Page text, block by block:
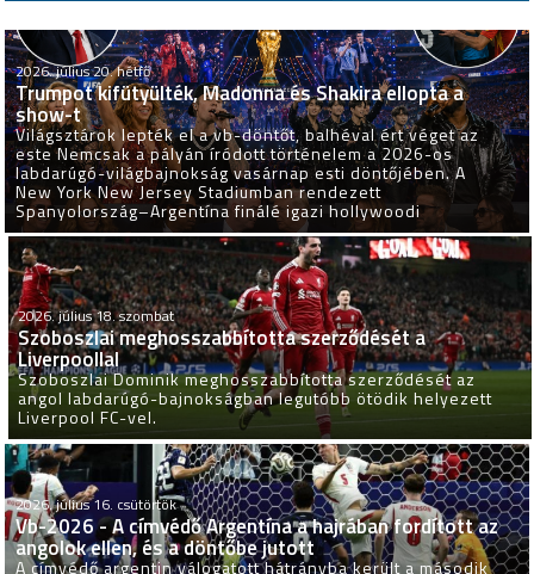
2026. július 20. hétfő
Trumpot kifütyülték, Madonna és Shakira ellopta a
show-t
Világsztárok lepték el a vb-döntőt, balhéval ért véget az
este Nemcsak a pályán íródott történelem a 2026-os
labdarúgó-világbajnokság vasárnap esti döntőjében. A
New York New Jersey Stadiumban rendezett
Spanyolország–Argentína finálé igazi hollywoodi
2026. július 18. szombat
Szoboszlai meghosszabbította szerződését a
Liverpoollal
Szoboszlai Dominik meghosszabbította szerződését az
angol labdarúgó-bajnokságban legutóbb ötödik helyezett
Liverpool FC-vel.
2026. július 16. csütörtök
Vb-2026 - A címvédő Argentína a hajrában fordított az
angolok ellen, és a döntőbe jutott
A címvédő argentin válogatott hátrányba került a második